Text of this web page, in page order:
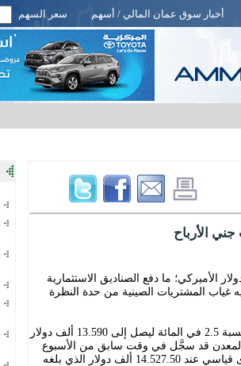
أخبار سوق عمان المالي / أسهم سعر السهم
الأرباح
الأميركي؛ ما دفع الصناديق الاستثمارية
غياب المشتريات الصينية من حدة النظرة
وانخفض سعر النحاس القياسي في بورصة لندن للمعادن بنسبة 2.5 في المائة ليصل إلى 13.590 ألف دولار
غرينتش. وكان المعدن قد سجَّل في وقت سابق من الأسبوع
مستوى 14.196.5 ألف دولار للطن، مقترباً من أعلى مستوى قياسي عند 14.527.50 ألف دولار الذي بلغه